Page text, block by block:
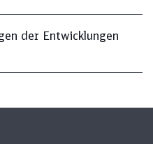
der Entwicklungen